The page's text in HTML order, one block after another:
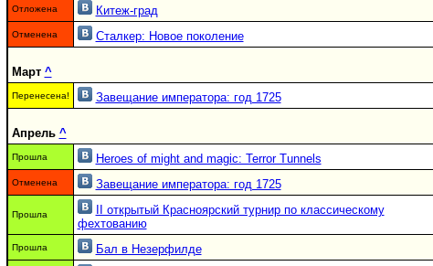
Отложена Китеж-град
Отменена Сталкер: Новое поколение
Март ^
Перенесена! Завещание императора: год 1725
Апрель ^
Прошла Heroes of might and magic: Terror Tunnels
Отменена Завещание императора: год 1725
Прошла
II открытый Красноярский турнир по классическому
фехтованию
Прошла Бал в Незерфилде